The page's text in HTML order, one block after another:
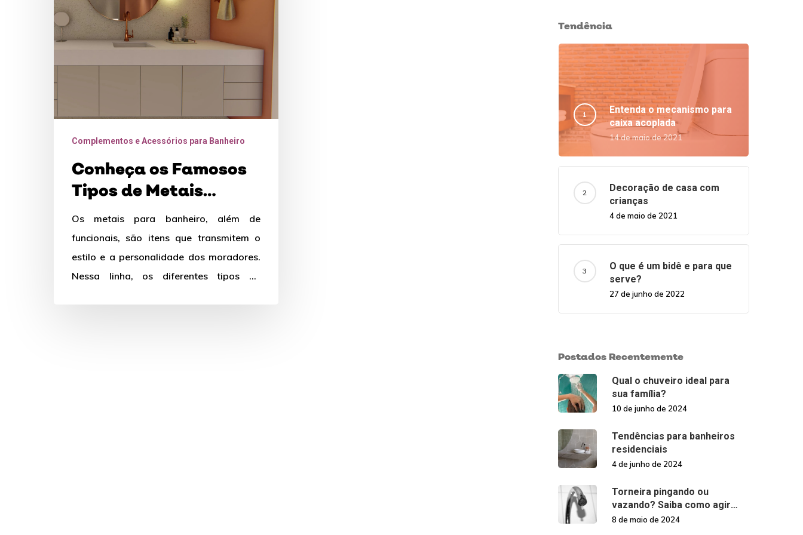
de
Metais
Complementos e Acessórios para Banheiro
Conheça os Famosos
Tipos de Metais
Coloridos
Os metais para banheiro, além de
funcionais, são itens que transmitem o
estilo e a personalidade dos moradores.
Nessa linha, os diferentes tipos de
Tendência
Entenda o mecanismo para
caixa acoplada
14 de maio de 2021
Decoração de casa com
crianças
4 de maio de 2021
O que é um bidê e para que
serve?
27 de junho de 2022
Postados Recentemente
Qual o chuveiro ideal para
sua família?
10 de junho de 2024
Tendências para banheiros
residenciais
4 de junho de 2024
Torneira pingando ou
vazando? Saiba como agir
nessas situações!
8 de maio de 2024